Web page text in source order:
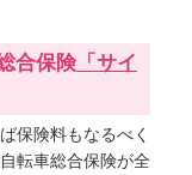
合保険「サイ
保険料もなるべく
転車総合保険が全